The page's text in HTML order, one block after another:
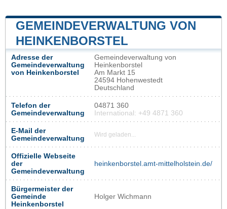
GEMEINDEVERWALTUNG VON
HEINKENBORSTEL
Adresse der
Gemeindeverwaltung
von Heinkenborstel
Gemeindeverwaltung von
Heinkenborstel
Am Markt 15
24594 Hohenwestedt
Deutschland
Telefon der
Gemeindeverwaltung
04871 360
International: +49 4871 360
E-Mail der
Gemeindeverwaltung
Wird geladen...
Offizielle Webseite
der
Gemeindeverwaltung
heinkenborstel.amt-mittelholstein.de/
Bürgermeister der
Gemeinde
Heinkenborstel
Holger Wichmann